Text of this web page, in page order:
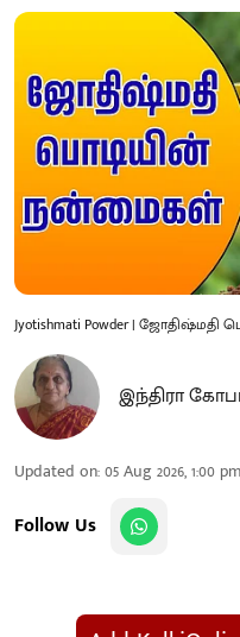
Jyotishmati Powder | ஜோதிஷ்மதி
இந்திரா
Updated on:05 Aug 2026, 1:00 pm
Follow Us